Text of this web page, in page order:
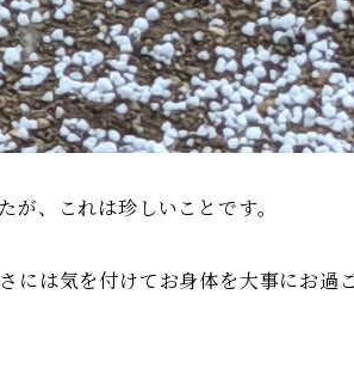
、これは珍しいことです。
は気を付けてお身体を大事にお過